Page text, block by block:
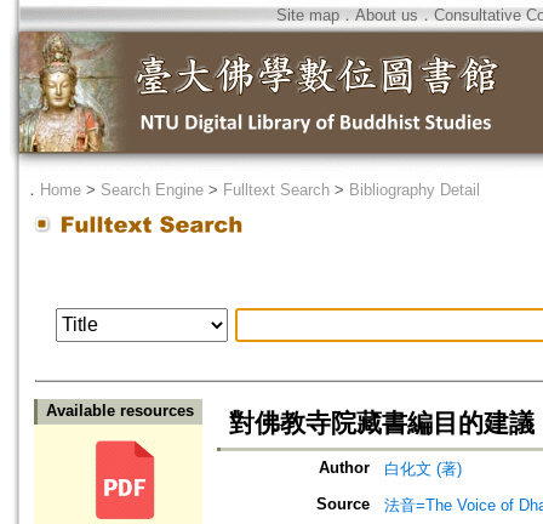
Site map．About us ． Consultative
． Home > Search Engine > Fulltext Search > Bibliography Detail
Available resources 對佛教寺院藏書編目的建議
Author
白化文 (著)
Source
法音=The Voice of